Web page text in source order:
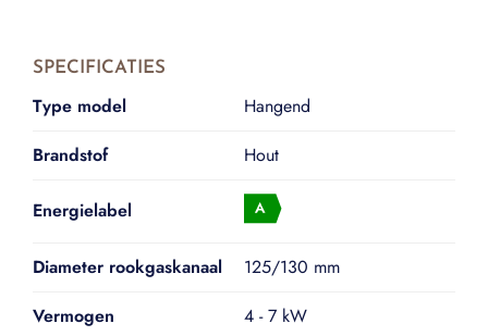
SPECIFICATIES
Type model
Hangend
Brandstof
Hout
Energielabel
Diameter rookgaskanaal
125/130 mm
Vermogen
4 - 7 kW